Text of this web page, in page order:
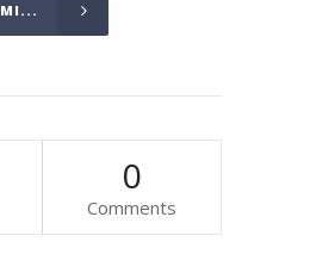
0
Comments